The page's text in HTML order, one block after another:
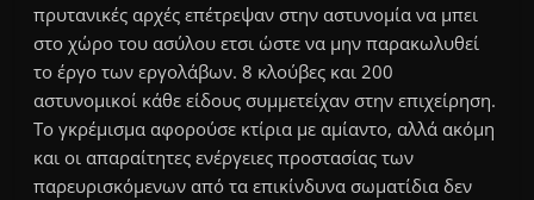
πρυτανικές αρχές επέτρεψαν στην αστυνομία να μπει
στο χώρο του ασύλου ετσι ώστε να μην παρακωλυθεί
το έργο των εργολάβων. 8 κλούβες και 200
αστυνομικοί κάθε είδους συμμετείχαν στην επιχείρηση.
Το γκρέμισμα αφορούσε κτίρια με αμίαντο, αλλά ακόμη
και οι απαραίτητες ενέργειες προστασίας των
παρευρισκόμενων από τα επικίνδυνα σωματίδια δεν